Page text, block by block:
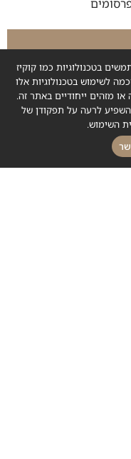
בטכנולוגיות כמו קוקיז
לשימוש בטכנולוגיות אלו
או מזהים ייחודיים באתר זה.
לרעה על תפקודן של
השימוש.